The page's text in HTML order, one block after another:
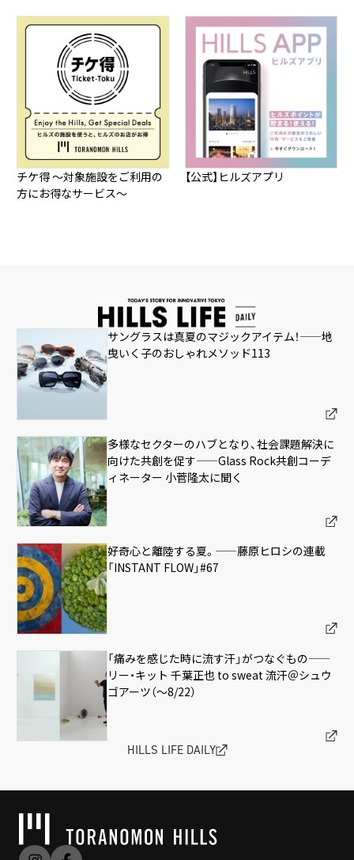
チケ得 ～対象施設をご利用の
方にお得なサービス～
【公式】ヒルズアプリ
サングラスは真夏のマジックアイテム！——地
曳いく子のおしゃれメソッド113
多様なセクターのハブとなり、社会課題解決に
向けた共創を促す——Glass Rock共創コーデ
ィネーター 小菅隆太に聞く
好奇心と離陸する夏。——藤原ヒロシの連載
「INSTANT FLOW」#67
「痛みを感じた時に流す汗」がつなぐもの——
リー・キット 千葉正也 to sweat 流汗＠シュウ
ゴアーツ（〜8/22）
HILLS LIFE DAILY